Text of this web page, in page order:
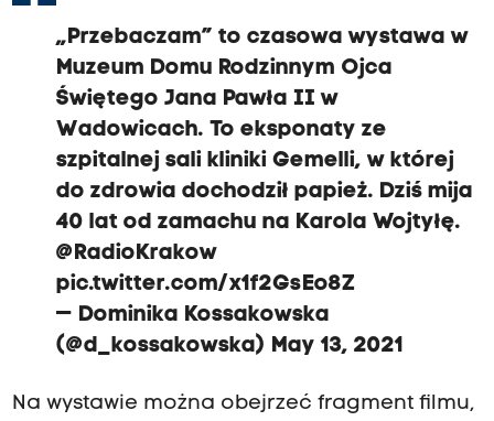
„Przebaczam” to czasowa wystawa w
Muzeum Domu Rodzinnym Ojca
Świętego Jana Pawła II w
Wadowicach. To eksponaty ze
szpitalnej sali kliniki Gemelli, w której
do zdrowia dochodził papież. Dziś mija
40 lat od zamachu na Karola Wojtyłę.
@RadioKrakow
pic.twitter.com/x1f2GsEo8Z
— Dominika Kossakowska
(@d_kossakowska) May 13, 2021
Na wystawie można obejrzeć fragment filmu,